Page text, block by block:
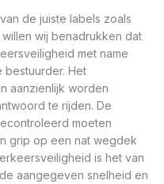
de juiste labels zoals
wij benadrukken dat
met name
Het
aanzienlijk worden
te rijden. De
moeten
grip op een nat wegdek
is het van
aangegeven snelheid en